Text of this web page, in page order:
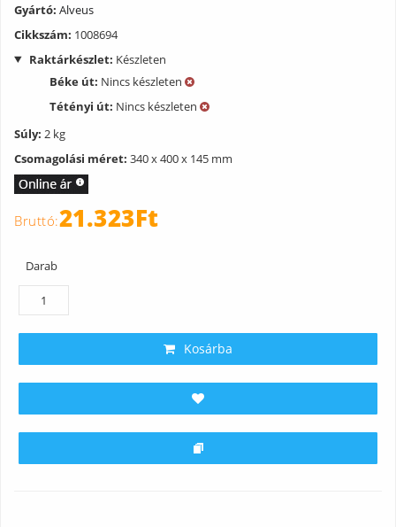
Gyártó: Alveus
Cikkszám: 1008694
Raktárkészlet: Készleten
Béke út: Nincs készleten
Tétényi út: Nincs készleten
Súly: 2 kg
Csomagolási méret: 340 x 400 x 145 mm
21.323Ft
Darab
Kosárba